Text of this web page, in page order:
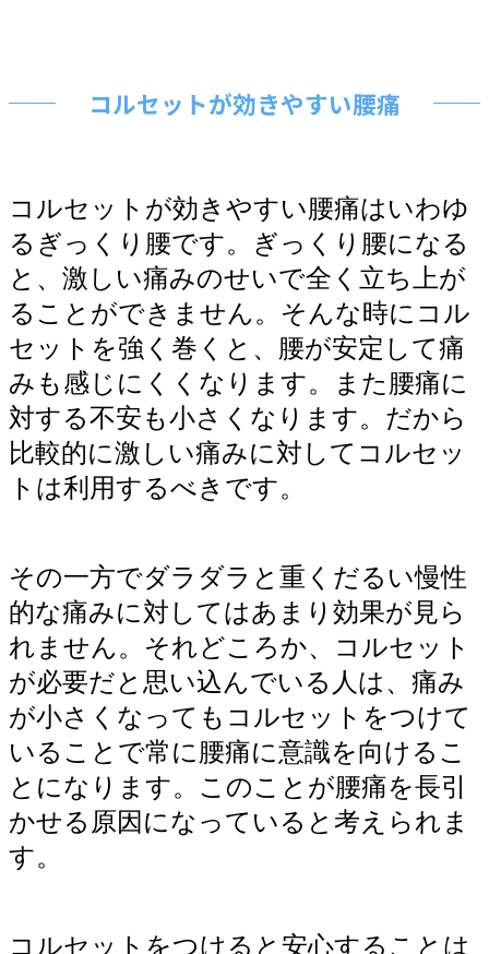
コルセットが効きやすい腰痛
コルセットが効きやすい腰痛はいわゆ
るぎっくり腰です。ぎっくり腰になる
と、激しい痛みのせいで全く立ち上が
ることができません。そんな時にコル
セットを強く巻くと、腰が安定して痛
みも感じにくくなります。また腰痛に
対する不安も小さくなります。だから
比較的に激しい痛みに対してコルセッ
トは利用するべきです。
その一方でダラダラと重くだるい慢性
的な痛みに対してはあまり効果が見ら
れません。それどころか、コルセット
が必要だと思い込んでいる人は、痛み
が小さくなってもコルセットをつけて
いることで常に腰痛に意識を向けるこ
とになります。このことが腰痛を長引
かせる原因になっていると考えられま
す。
コルセットをつけると安心することは